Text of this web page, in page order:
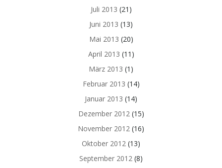
Juli 2013 (21)
Juni 2013 (13)
Mai 2013 (20)
April 2013 (11)
März 2013 (1)
Februar 2013 (14)
Januar 2013 (14)
Dezember 2012(15)
November 2012 (16)
Oktober 2012 (13)
September 2012 (8)